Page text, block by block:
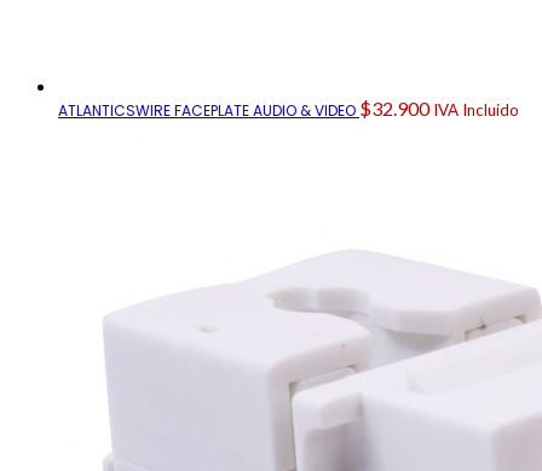
ATLANTICSWIRE FACEPLATE AUDIO & VIDEO $32.900 IVA Incluido